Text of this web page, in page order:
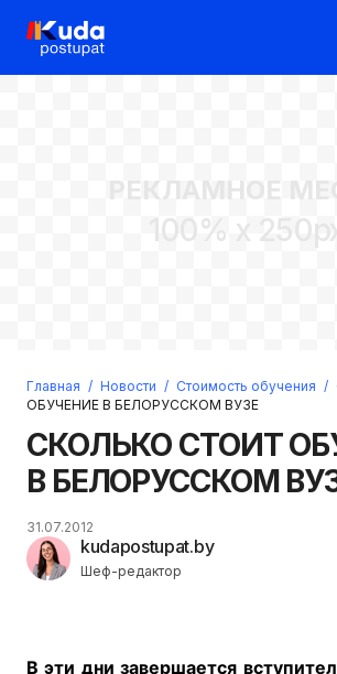
Войти
Регистрация
Прислать пароль
РЕКЛАМНОЕ
100% x
Главная / Новости / Стоимость обучения /
ОБУЧЕНИЕ В БЕЛОРУССКОМ ВУЗЕ
СКОЛЬКО СТОИТ
В БЕЛОРУССКОМ
kudapostupat.by
Шеф-редактор
31.07.2012
В эти дни завершается